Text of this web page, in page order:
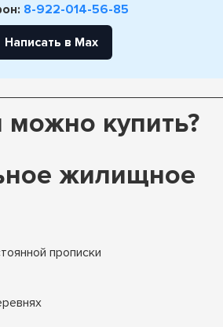
8-922-014-56-85
Написать в Max
можно купить?
жилищное
прописки